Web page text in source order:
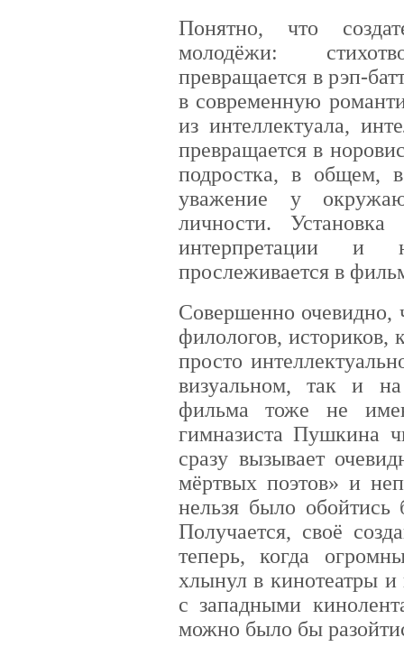
Понятно, что
молодёжи:
превращается в рэп-
в современную
из интеллектуала,
превращается в
подростка, в общем,
уважение у
личности.
интерпретации и
прослеживается в
Совершенно очевидно,
филологов, историков,
просто
визуальном, так и на
фильма тоже не
гимназиста Пушкина
сразу вызывает
мёртвых поэтов» и
нельзя было
Получается, своё
теперь, когда
хлынул в кинотеатры
с западными
можно было бы